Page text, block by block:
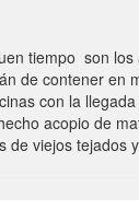
tiempo son los
de contener en
con la
acopio de
de viejos tejados